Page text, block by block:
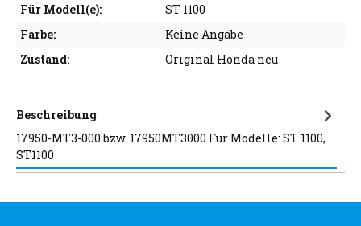
Für Modell(e):
ST 1100
Farbe:
Keine Angabe
Zustand:
Original Honda neu
Beschreibung
17950-MT3-000 bzw. 17950MT3000 Für Modelle: ST 1100,
ST1100